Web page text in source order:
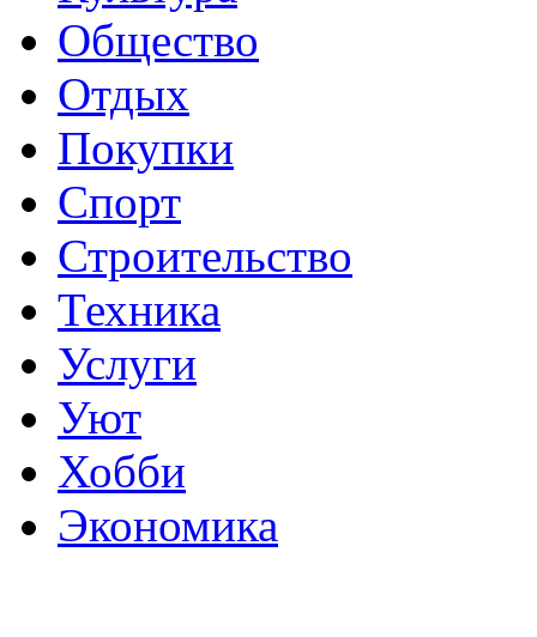
Общество
Отдых
Покупки
Спорт
Строительство
Техника
Услуги
Уют
Хобби
Экономика